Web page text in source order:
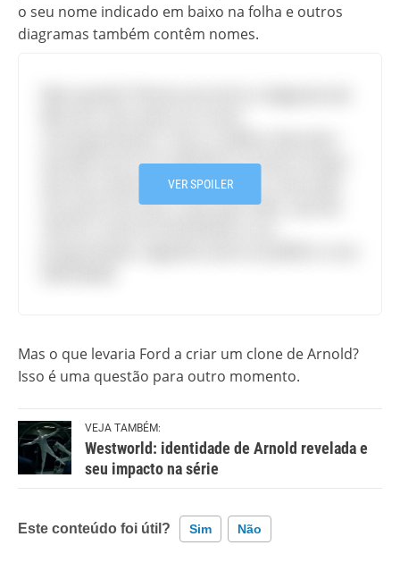
o seu nome indicado em baixo na folha e outros
diagramas também contêm nomes.
que Bernard é um anfitrião ao mesmo tempo
que ele, estamos então vendo as coisas pelo
seu ponto de vista; o que quer dizer, que ele
VER SPOILER
Mas o que levaria Ford a criar um clone de Arnold?
Isso é uma questão para outro momento.
VEJA TAMBÉM:
Westworld: identidade de Arnold revelada e
seu impacto na série
Este conteúdo foi útil? Sim Não